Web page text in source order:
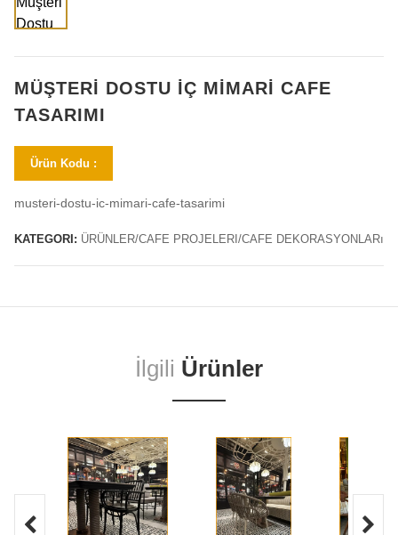
MÜŞTERI DOSTU İÇ MIMARI CAFE
TASARIMI
Ürün Kodu :
musteri-dostu-ic-mimari-cafe-tasarimi
KATEGORI: ÜRÜNLER/CAFE PROJELERI/CAFE DEKORASYONLARı
İlgili Ürünler